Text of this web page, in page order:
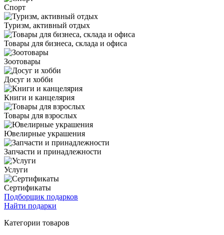
Спорт
Туризм, активный отдых
Товары для бизнеса, склада и офиса
Зоотовары
Досуг и хобби
Книги и канцелярия
Товары для взрослых
Ювелирные украшения
Запчасти и принадлежности
Услуги
Сертификаты
Подборщик подарков
Найти подарки
Категории товаров